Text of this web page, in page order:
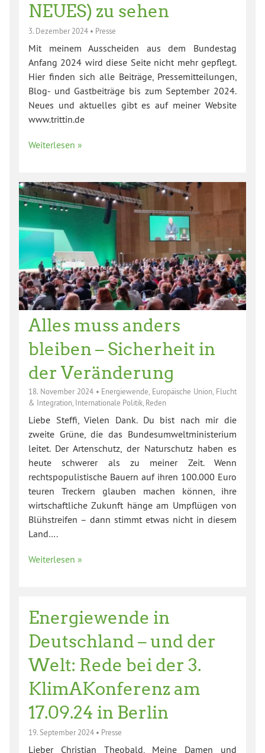
NEUES) zu sehen
3. Dezember 2024 • Presse
Mit meinem Ausscheiden aus dem Bundestag
Anfang 2024 wird diese Seite nicht mehr gepflegt.
Hier finden sich alle Beiträge, Pressemitteilungen,
Blog- und Gastbeiträge bis zum September 2024.
Neues und aktuelles gibt es auf meiner Website
www.trittin.de
Weiterlesen »
Alles muss anders
bleiben – Sicherheit in
der Veränderung
18. November 2024• Energiewende, Europäische Union, Flucht
& Integration, Internationale Politik, Reden
Liebe Steffi, Vielen Dank. Du bist nach mir die
zweite Grüne, die das Bundesumweltministerium
leitet. Der Artenschutz, der Naturschutz haben es
heute schwerer als zu meiner Zeit. Wenn
rechtspopulistische Bauern auf ihren 100.000 Euro
teuren Treckern glauben machen können, ihre
wirtschaftliche Zukunft hänge am Umpflügen von
Blühstreifen – dann stimmt etwas nicht in diesem
Land….
Weiterlesen »
Energiewende in
Deutschland – und der
Welt: Rede bei der 3.
KlimAKonferenz am
17.09.24 in Berlin
19. September 2024 • Presse
Lieber Christian Theobald, Meine Damen und